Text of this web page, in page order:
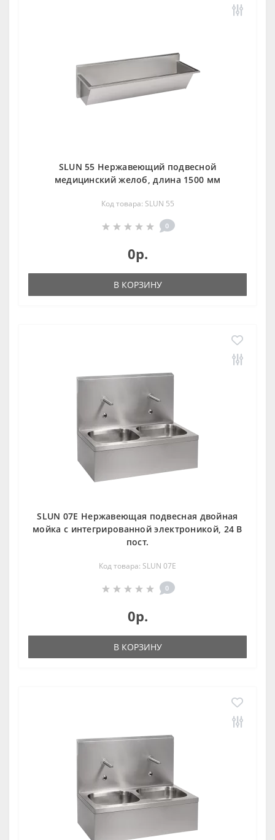
SLUN 55 Нержавеющий подвесной
медицинский желоб, длина 1500 мм
Код товара: SLUN 55
0
0р.
В КОРЗИНУ
SLUN 07E Нержавеющая подвесная двойная
мойка с интегрированной электроникой, 24 В
пост.
Код товара: SLUN 07E
0
0р.
В КОРЗИНУ